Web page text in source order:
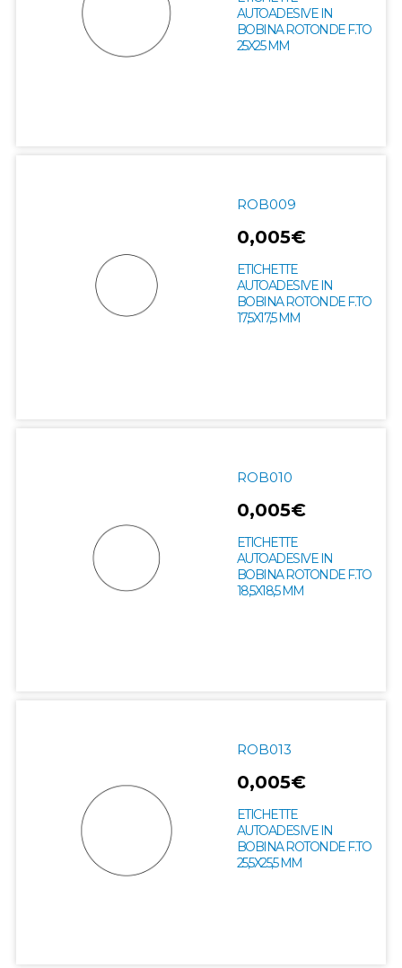
AUTOADESIVE IN
BOBINA ROTONDE F.TO
25X25 MM
ROB009
0,005€
ETICHETTE
AUTOADESIVE IN
BOBINA ROTONDE F.TO
17,5X17,5 MM
ROB010
0,005€
ETICHETTE
AUTOADESIVE IN
BOBINA ROTONDE F.TO
18,5X18,5 MM
ROB013
0,005€
ETICHETTE
AUTOADESIVE IN
BOBINA ROTONDE F.TO
25,5X25,5 MM